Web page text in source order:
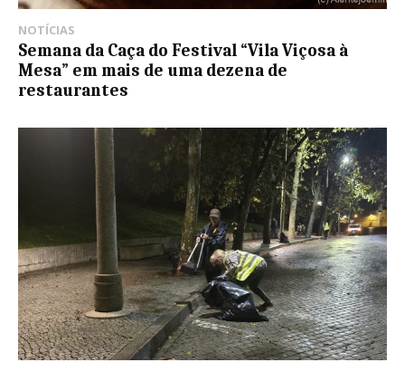
NOTÍCIAS
Semana da Caça do Festival “Vila Viçosa à
Mesa” em mais de uma dezena de
restaurantes